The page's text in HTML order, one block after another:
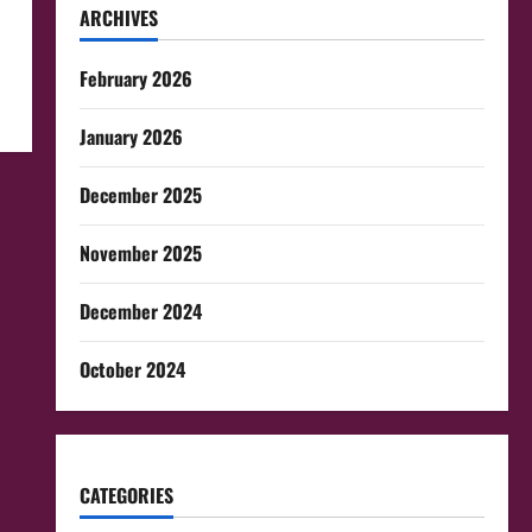
ARCHIVES
February 2026
January 2026
December 2025
November 2025
December 2024
October 2024
CATEGORIES